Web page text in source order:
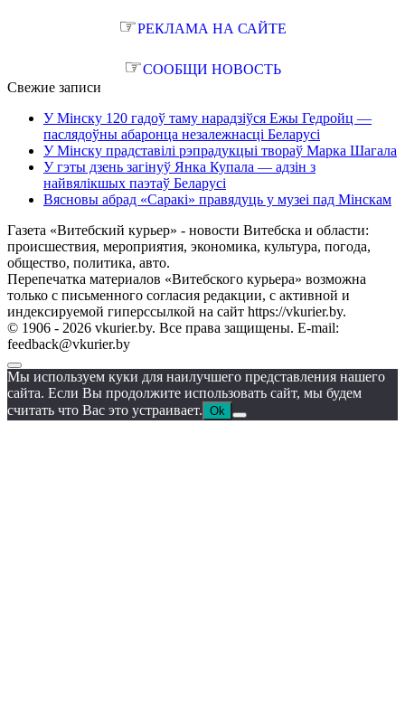
☞РЕКЛАМА НА САЙТЕ
☞СООБЩИ НОВОСТЬ
Свежие записи
У Мінску 120 гадоў таму нарадзіўся Ежы Гедройц —
паслядоўны абаронца незалежнасці Беларусі
У Мінску прадставілі рэпрадукцыі твораў Марка Шагала
У гэты дзень загінуў Янка Купала — адзін з
найвялікшых паэтаў Беларусі
Вясновы абрад «Саракі» правядуць у музеі пад Мінскам
Газета «Витебский курьер» - новости Витебска и области:
происшествия, мероприятия, экономика, культура, погода,
общество, политика, авто.
Перепечатка материалов «Витебского курьера» возможна
только с письменного согласия редакции, с активной и
индексируемой гиперссылкой на сайт https://vkurier.by.
© 1906 - 2026 vkurier.by. Все права защищены. E-mail:
feedback@vkurier.by
Мы используем куки для наилучшего представления нашего
сайта. Если Вы продолжите использовать сайт, мы будем
считать что Вас это устраивает. Ok